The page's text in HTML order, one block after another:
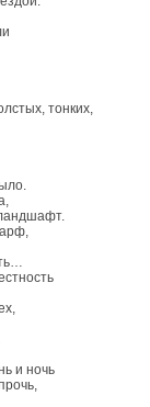
тонких,
и ночь